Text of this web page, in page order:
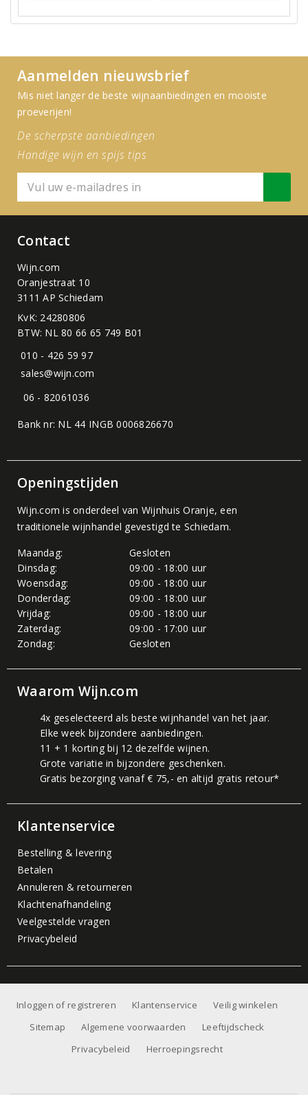
Aanmelden nieuwsbrief
Mis niet langer de beste wijnaanbiedingen en mooiste
proeverijen!
De scherpste aanbiedingen
Handige wijn en spijs tips
Contact
Wijn.com
Oranjestraat 10
3111 AP Schiedam
KvK: 24280806
BTW: NL 80 66 65 749 B01
010 - 426 59 97
sales@wijn.com
06 - 82061036
Bank nr: NL 44 INGB 0006826670
Openingstijden
Wijn.com is onderdeel van Wijnhuis Oranje, een
traditionele wijnhandel gevestigd te Schiedam.
Maandag:
Gesloten
Dinsdag:
09:00 - 18:00 uur
Woensdag:
09:00 - 18:00 uur
Donderdag:
09:00 - 18:00 uur
Vrijdag:
09:00 - 18:00 uur
Zaterdag:
09:00 - 17:00 uur
Zondag:
Gesloten
Waarom Wijn.com
4x geselecteerd als beste wijnhandel van het jaar.
Elke week bijzondere aanbiedingen.
11 + 1 korting bij 12 dezelfde wijnen.
Grote variatie in bijzondere geschenken.
Gratis bezorging vanaf € 75,- en altijd gratis retour*
Klantenservice
Bestelling & levering
Betalen
Annuleren & retourneren
Klachtenafhandeling
Veelgestelde vragen
Privacybeleid
Inloggen of registreren Klantenservice
Veilig winkelen
Sitemap
Algemene voorwaarden
Leeftijdscheck
Privacybeleid
Herroepingsrecht